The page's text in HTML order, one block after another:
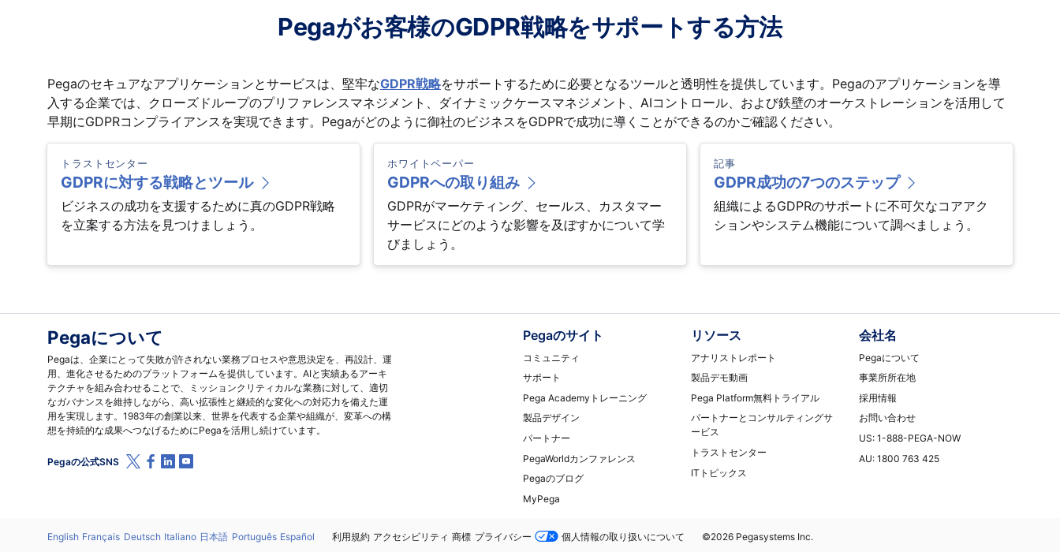
Pegaがお客様のGDPR戦略をサポートする方法
Pegaのセキュアなアプリケーションとサービスは、堅牢なGDPR戦略をサポートするために必要となるツールと透明性を提供しています。Pegaのアプリケーションを導
入する企業では、クローズドループのプリファレンスマネジメント、ダイナミックケースマネジメント、AIコントロール、および鉄壁のオーケストレーションを活用して
早期にGDPRコンプライアンスを実現できます。Pegaがどのように御社のビジネスをGDPRで成功に導くことができるのかご確認ください。
トラストセンター
GDPRに対する戦略とツール
ビジネスの成功を支援するために真のGDPR戦略
を立案する方法を見つけましょう。
ホワイトペーパー
GDPRへの取り組み
GDPRがマーケティング、セールス、カスタマー
サービスにどのような影響を及ぼすかについて学
びましょう。
記事
GDPR成功の7つのステップ
組織によるGDPRのサポートに不可欠なコアアク
ションやシステム機能について調べましょう。
Pegaについて
Pegaは、企業にとって失敗が許されない業務プロセスや意思決定を、再設計、運
用、進化させるためのプラットフォームを提供しています。AIと実績あるアーキ
テクチャを組み合わせることで、ミッションクリティカルな業務に対して、適切
なガバナンスを維持しながら、高い拡張性と継続的な変化への対応力を備えた運
用を実現します。1983年の創業以来、世界を代表する企業や組織が、変革への構
想を持続的な成果へつなげるためにPegaを活用し続けています。
Pegaの公式SNS X (Twitter)
Facebook
Linkedin
Youtube
Pegaのサイト
コミュニティ
サポート
Pega Academyトレーニング
製品デザイン
パートナー
PegaWorldカンファレンス
Pegaのブログ
MyPega
リソース
アナリストレポート
製品デモ動画
Pega Platform無料トライアル
パートナーとコンサルティングサ
ービス
トラストセンター
ITトピックス
会社名
Pegaについて
事業所所在地
採用情報
お問い合わせ
US: 1-888-PEGA-NOW
AU: 1800 763 425
言語
English Français Deutsch Italiano 日本語 Português Español 法務
利用規約 アクセシビリティ 商標 プライバシー 個人情報の取り扱いについて ©2026 Pegasystems Inc.